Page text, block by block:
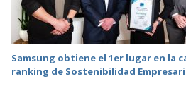
Samsung obtiene el 1er lugar en la
ranking de Sostenibilidad